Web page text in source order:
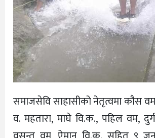
समाजसेवि साहासीको नेतृत्वमा कौस
व. महतारा, माघे वि.क., पहिल वम,